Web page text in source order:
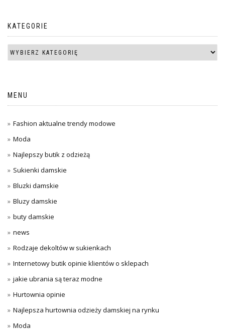
KATEGORIE
MENU
Fashion aktualne trendy modowe
Moda
Najlepszy butik z odzieżą
Sukienki damskie
Bluzki damskie
Bluzy damskie
buty damskie
news
Rodzaje dekoltów w sukienkach
Internetowy butik opinie klientów o sklepach
jakie ubrania są teraz modne
Hurtownia opinie
Najlepsza hurtownia odzieży damskiej na rynku
Moda